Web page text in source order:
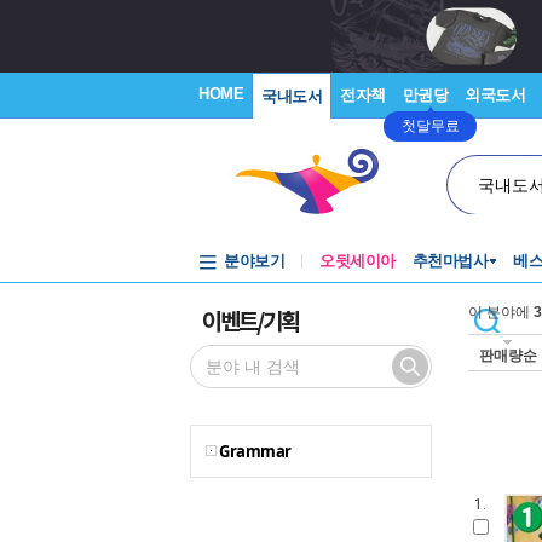
HOME 국내도서 전자책 만권당
첫달무료
외국도서
국내도
분야보기 오뒷세이아 추천마법사 베
이벤트/기획
Grammar
이 분야에
판매량순
1.